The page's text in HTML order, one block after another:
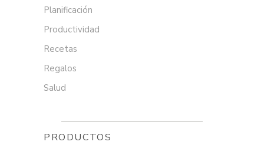
Planificación
Productividad
Recetas
Regalos
Salud
PRODUCTOS